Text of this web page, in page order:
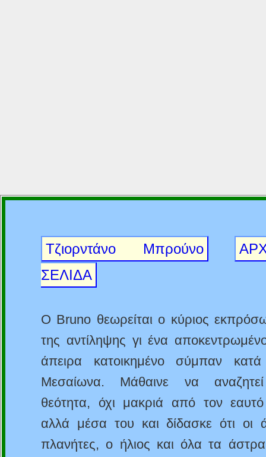
Τζιορντάνο Μπρούνο
ΣΕΛΙΔΑ
Ο Bruno θεωρείται ο κύριος
της αντίληψης γι ένα
άπειρα κατοικημένο σύμπαν
Μεσαίωνα. Mάθαινε να
θεότητα, όχι μακριά από τον
αλλά μέσα του και δίδασκε ότι οι
πλανήτες, ο ήλιος και όλα τα